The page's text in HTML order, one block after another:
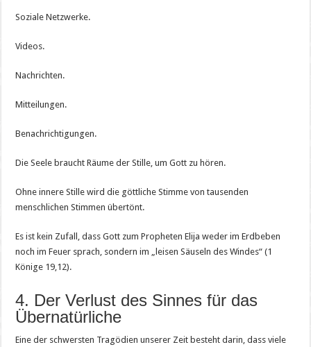
Soziale Netzwerke.
Videos.
Nachrichten.
Mitteilungen.
Benachrichtigungen.
Die Seele braucht Räume der Stille, um Gott zu hören.
Ohne innere Stille wird die göttliche Stimme von tausenden
menschlichen Stimmen übertönt.
Es ist kein Zufall, dass Gott zum Propheten Elija weder im Erdbeben
noch im Feuer sprach, sondern im „leisen Säuseln des Windes“ (1
Könige 19,12).
4. Der Verlust des Sinnes für das
Übernatürliche
Eine der schwersten Tragödien unserer Zeit besteht darin, dass viele